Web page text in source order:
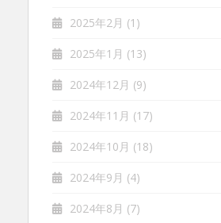
2025年2月 (1)
2025年1月 (13)
2024年12月 (9)
2024年11月 (17)
2024年10月 (18)
2024年9月 (4)
2024年8月 (7)